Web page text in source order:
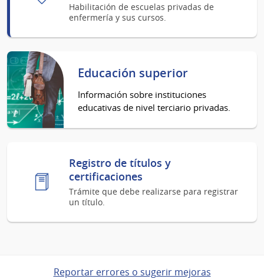
Habilitación de escuelas privadas de
enfermería y sus cursos.
Educación superior
Información sobre instituciones
educativas de nivel terciario privadas.
Registro de títulos y
certificaciones
Trámite que debe realizarse para registrar
un título.
Reportar errores o sugerir mejoras